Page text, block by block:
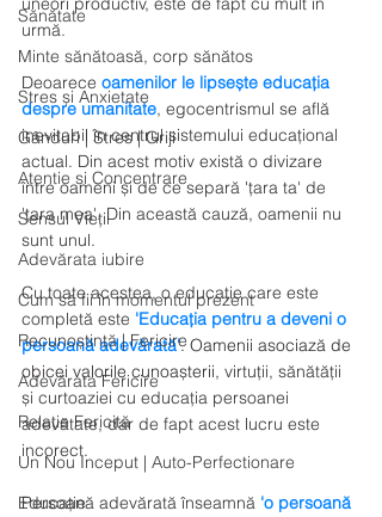
Sănătate
Minte sănătoasă, corp sănătos
Stres și Anxietate
Gânduri | Stres | Griji
Atentie si Concentrare
Sensul Vieții
Adevărata iubire
Cum să fii în momentul prezent
Recunoștință | Fericire
Adevărata Fericire
Relație Fericită
Un Nou Inceput | Auto-Perfectionare
Educație
urmă.
Deoarece oamenilor le lipsește educația
despre umanitate, egocentrismul se află
inevitabil în centrul sistemului educațional
actual. Din acest motiv există o divizare
între oameni și de ce separă 'țara ta' de
'țara mea'. Din această cauză, oamenii nu
sunt unul.
Cu toate acestea, o educație care este
completă este 'Educația pentru a deveni o
persoană adevărată'. Oamenii asociază de
obicei valorile cunoașterii, virtuții, sănătății
și curtoaziei cu educația persoanei
adevătate, dar de fapt acest lucru este
incorect.
Persoană adevărată înseamnă 'o persoană